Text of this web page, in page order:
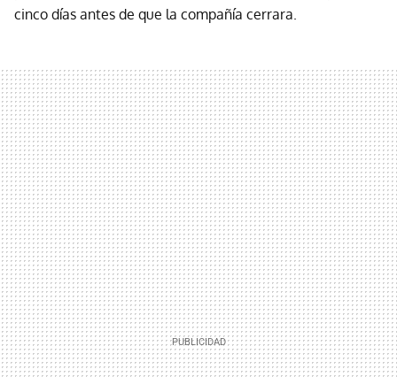
cinco días antes de que la compañía cerrara.